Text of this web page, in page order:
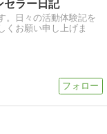
セラー日記
。日々の活動体験記を
くお願い申し上げま